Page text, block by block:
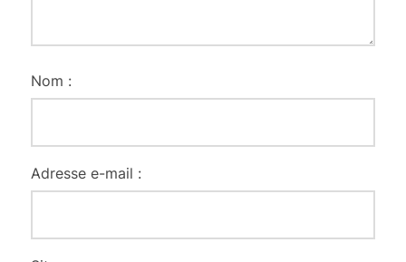
Nom :
Adresse e-mail :